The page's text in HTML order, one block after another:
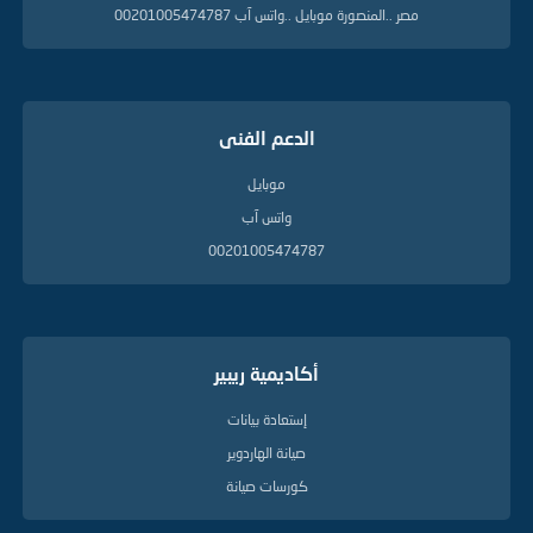
مصر ..المنصورة موبايل ..واتس آب 00201005474787
الدعم الفنى
موبايل
واتس آب
00201005474787
أكاديمية ريبير
إستعادة بيانات
صيانة الهاردوير
كورسات صيانة